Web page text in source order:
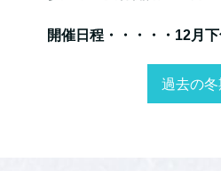
開催日程・・・・・12月
過去の